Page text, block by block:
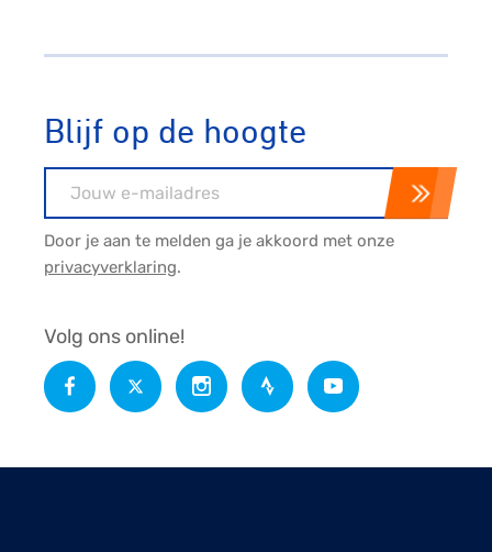
Blijf op de hoogte
Door je aan te melden ga je akkoord met onze
privacyverklaring.
Volg ons online!